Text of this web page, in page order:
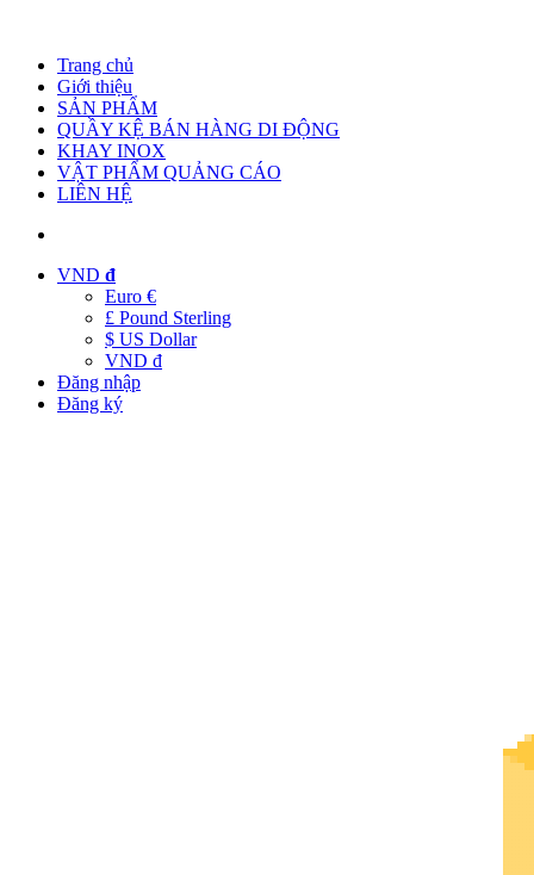
Trang chủ
Giới thiệu
SẢN PHẨM
QUẦY KỆ BÁN HÀNG DI ĐỘNG
KHAY INOX
VẬT PHẨM QUẢNG CÁO
LIÊN HỆ
VND đ
Euro €
£ Pound Sterling
$ US Dollar
VND đ
Đăng nhập
Đăng ký